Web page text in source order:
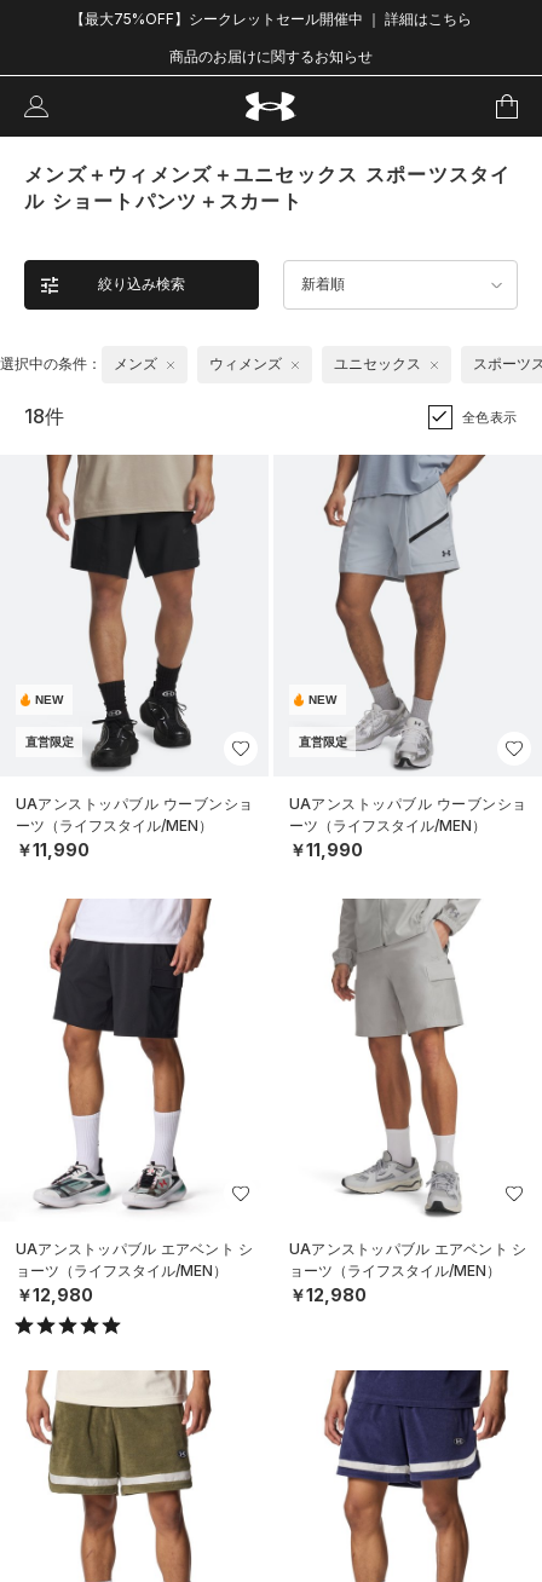
【最大75%OFF】シークレットセール開催中 ｜ 詳細はこちら
商品のお届けに関するお知らせ
メンズ＋ウィメンズ＋ユニセックス スポーツスタイ
ル ショートパンツ＋スカート
絞り込み検索 新着順
選択中の条件： メンズ ウィメンズ ユニセックス スポーツ
18件 全色表示
NEW
直営限定
UAアンストッパブル ウーブンショ
ーツ（ライフスタイル/MEN）
￥11,990
NEW
直営限定
UAアンストッパブル ウーブンショ
ーツ（ライフスタイル/MEN）
￥11,990
UAアンストッパブル エアベント シ
ョーツ（ライフスタイル/MEN）
￥12,980
UAアンストッパブル エアベント シ
ョーツ（ライフスタイル/MEN）
￥12,980